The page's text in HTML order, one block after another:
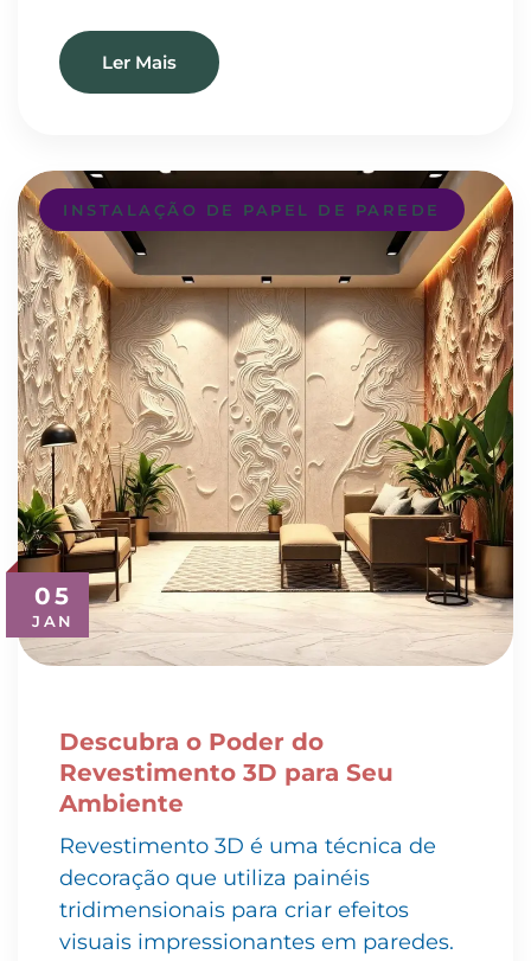
Ler Mais
05
JAN
INSTALAÇÃO DE PAPEL DE PAREDE
Descubra o Poder do
Revestimento 3D para Seu
Ambiente
Revestimento 3D é uma técnica de
decoração que utiliza painéis
tridimensionais para criar efeitos
visuais impressionantes em paredes.